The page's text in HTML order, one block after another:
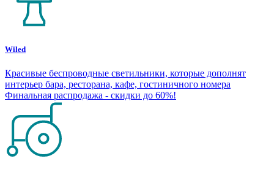
Wiled
Красивые беспроводные светильники, которые дополнят
интерьер бара, ресторана, кафе, гостиничного номера
Финальная распродажа - скидки до 60%!